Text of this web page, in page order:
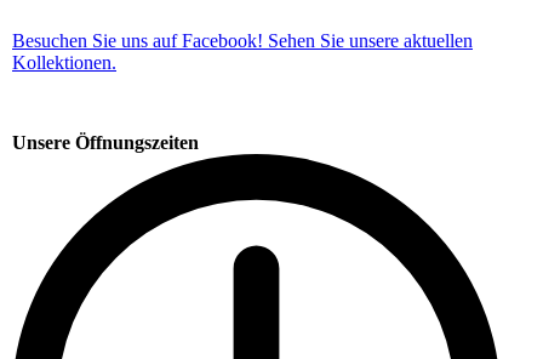
Besuchen Sie uns auf Facebook! Sehen Sie unsere aktuellen
Kollektionen.
Unsere Öffnungszeiten